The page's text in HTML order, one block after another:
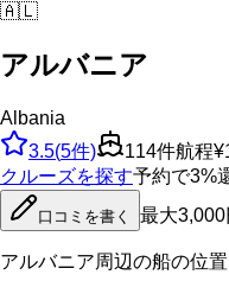
🇦🇱
アルバニア
Albania
3.5(5件) 114件航程
クルーズを探す予約で3%
口コミを書く 最大3,000
アルバニア周辺の船の位置